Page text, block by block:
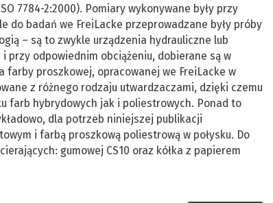
7784-2:2000). Pomiary wykonywane były przy
do badań we FreiLacke przeprowadzane były próby
– są to zwykle urządzenia hydrauliczne lub
przy odpowiednim obciążeniu, dobierane są w
proszkowej, opracowanej we FreiLacke w
z różnego rodzaju utwardzaczami, dzięki czemu
farb hybrydowych jak i poliestrowych. Ponad to
dla potrzeb niniejszej publikacji
i farbą proszkową poliestrową w połysku. Do
gumowej CS10 oraz kółka z papierem